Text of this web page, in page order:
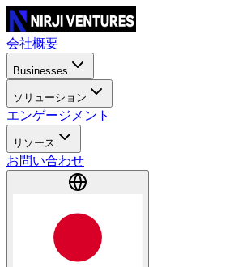
会社概要
Businesses
ソリューション
エンゲージメント
リソース
お問い合わせ